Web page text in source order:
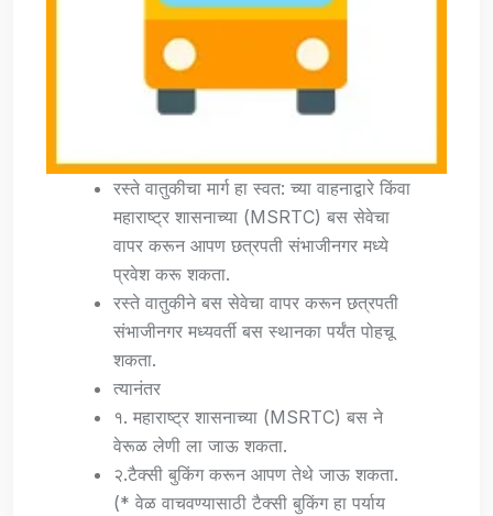
रस्ते वातुकीचा मार्ग हा स्वत: च्या वाहनाद्वारे किंवा
महाराष्ट्र शासनाच्या (MSRTC) बस सेवेचा
वापर करून आपण छत्रपती संभाजीनगर मध्ये
प्रवेश करू शकता.
रस्ते वातुकीने बस सेवेचा वापर करून छत्रपती
संभाजीनगर मध्यवर्ती बस स्थानका पर्यंत पोहचू
शकता.
त्यानंतर
१. महाराष्ट्र शासनाच्या (MSRTC) बस ने
वेरूळ लेणी ला जाऊ शकता.
२.टैक्सी बुकिंग करून आपण तेथे जाऊ शकता.
(* वेळ वाचवण्यासाठी टैक्सी बुकिंग हा पर्याय